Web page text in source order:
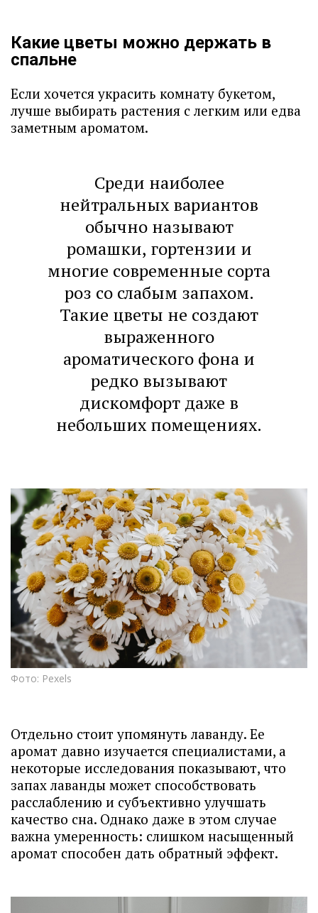
Какие цветы можно держать в
спальне
Если хочется украсить комнату букетом,
лучше выбирать растения с легким или едва
заметным ароматом.
Среди наиболее
нейтральных вариантов
обычно называют
ромашки, гортензии и
многие современные сорта
роз со слабым запахом.
Такие цветы не создают
выраженного
ароматического фона и
редко вызывают
дискомфорт даже в
небольших помещениях.
Фото: Pexels
Отдельно стоит упомянуть лаванду. Ее
аромат давно изучается специалистами, а
некоторые исследования показывают, что
запах лаванды может способствовать
расслаблению и субъективно улучшать
качество сна. Однако даже в этом случае
важна умеренность: слишком насыщенный
аромат способен дать обратный эффект.